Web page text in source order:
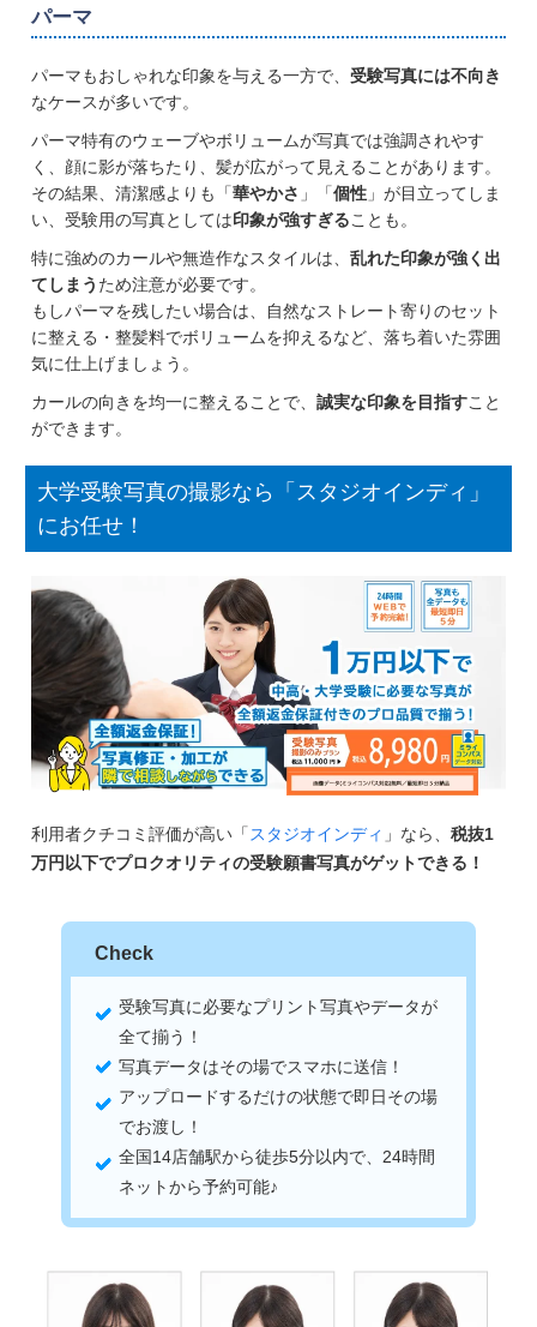
パーマ
パーマもおしゃれな印象を与える一方で、 受験写真には不向き
なケースが多いです。
パーマ特有のウェーブやボリュームが写真では強調されやす
く、顔に影が落ちたり、髪が広がって見えることがあります。
その結果、清潔感よりも「華やかさ 」「個性」が目立ってしま
い、受験用の写真としては印象が強すぎることも。
特に強めのカールや無造作なスタイルは、 乱れた印象が強く出
てしまう ため注意が必要です。
もしパーマを残したい場合は、自然なストレート寄りのセット
に整える・整髪料でボリュームを抑えるなど、落ち着いた雰囲
気に仕上げましょう。
カールの向きを均一に整えることで、 誠実な印象を目指すこと
ができます。
大学受験写真の撮影なら「スタジオインディ」
にお任せ！
利用者クチコミ評価が高い「スタジオインディ 」なら、 税抜1
万円以下でプロクオリティの受験願書写真がゲットできる！
Check
受験写真に必要なプリント写真やデータが
全て揃う！
写真データはその場でスマホに送信！
アップロードするだけの状態で即日その場
でお渡し！
全国14店舗駅から徒歩5分以内で、24時間
ネットから予約可能♪